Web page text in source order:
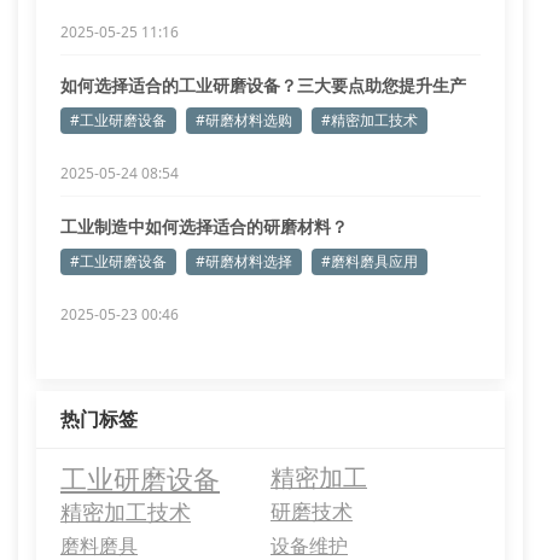
2025-05-25 11:16
如何选择适合的工业研磨设备？三大要点助您提升生产
效率
#工业研磨设备 #研磨材料选购 #精密加工技术
2025-05-24 08:54
工业制造中如何选择适合的研磨材料？
#工业研磨设备 #研磨材料选择 #磨料磨具应用
2025-05-23 00:46
热门标签
工业研磨设备 精密加工
精密加工技术 研磨技术
磨料磨具 设备维护